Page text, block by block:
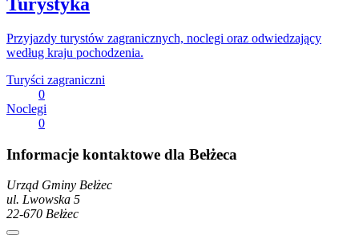
Przyjazdy turystów zagranicznych, noclegi oraz odwiedzający
według kraju pochodzenia.
Turyści zagraniczni
0
Noclegi
0
Informacje kontaktowe dla Bełżeca
Urząd Gminy Bełżec
ul. Lwowska 5
22-670 Bełżec